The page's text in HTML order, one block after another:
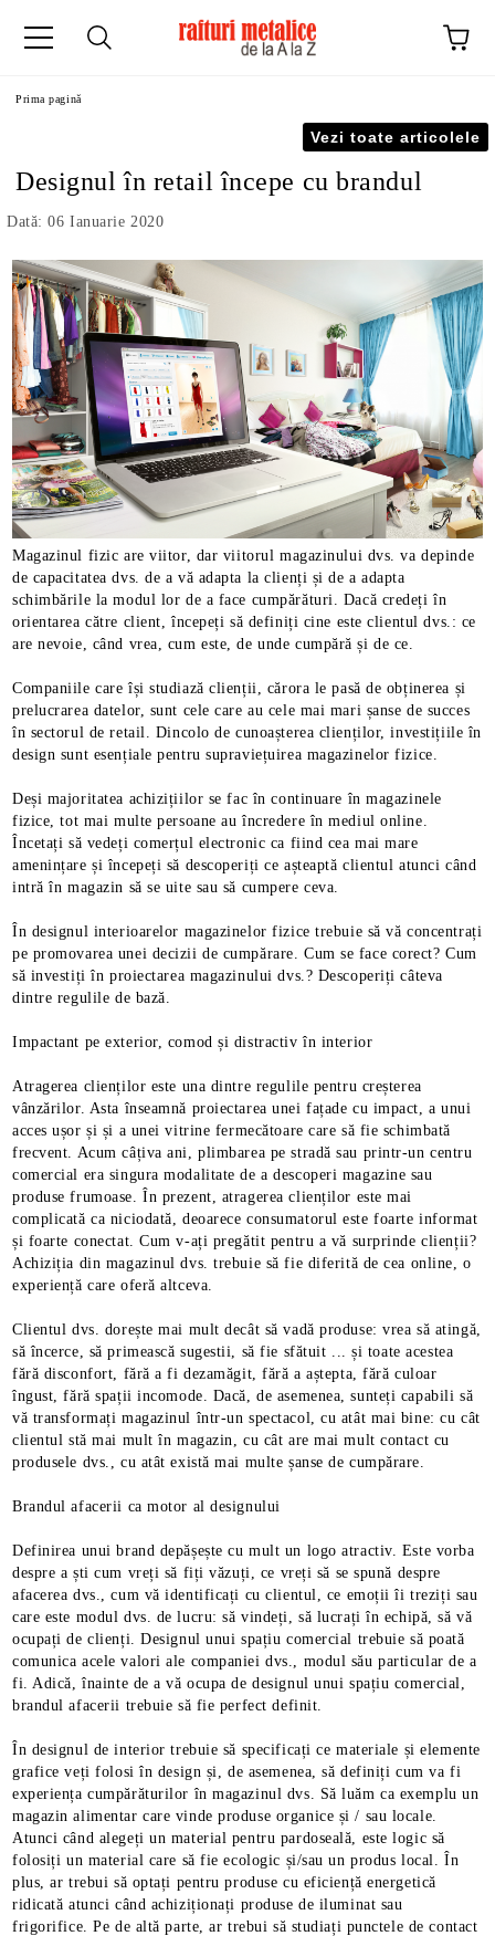
Prima pagină
Vezi toate articolele
Designul în retail începe cu brandul
Dată: 06 Ianuarie 2020
Magazinul fizic are viitor, dar viitorul magazinului dvs. va depinde
de capacitatea dvs. de a vă adapta la clienți și de a adapta
schimbările la modul lor de a face cumpărături. Dacă credeți în
orientarea către client, începeți să definiți cine este clientul dvs.: ce
are nevoie, când vrea, cum este, de unde cumpără și de ce.
Companiile care își studiază clienții, cărora le pasă de obținerea și
prelucrarea datelor, sunt cele care au cele mai mari șanse de succes
în sectorul de retail. Dincolo de cunoașterea clienților, investițiile în
design sunt esențiale pentru supraviețuirea magazinelor fizice.
Deși majoritatea achizițiilor se fac în continuare în magazinele
fizice, tot mai multe persoane au încredere în mediul online.
Încetați să vedeți comerțul electronic ca fiind cea mai mare
amenințare și începeți să descoperiți ce așteaptă clientul atunci când
intră în magazin să se uite sau să cumpere ceva.
În designul interioarelor magazinelor fizice trebuie să vă concentrați
pe promovarea unei decizii de cumpărare. Cum se face corect? Cum
să investiți în proiectarea magazinului dvs.? Descoperiți câteva
dintre regulile de bază.
Impactant pe exterior, comod și distractiv în interior
Atragerea clienților este una dintre regulile pentru creșterea
vânzărilor. Asta înseamnă proiectarea unei fațade cu impact, a unui
acces ușor și și a unei vitrine fermecătoare care să fie schimbată
frecvent. Acum câțiva ani, plimbarea pe stradă sau printr-un centru
comercial era singura modalitate de a descoperi magazine sau
produse frumoase. În prezent, atragerea clienților este mai
complicată ca niciodată, deoarece consumatorul este foarte informat
și foarte conectat. Cum v-ați pregătit pentru a vă surprinde clienții?
Achiziția din magazinul dvs. trebuie să fie diferită de cea online, o
experiență care oferă altceva.
Clientul dvs. dorește mai mult decât să vadă produse: vrea să atingă,
să încerce, să primească sugestii, să fie sfătuit ... și toate acestea
fără disconfort, fără a fi dezamăgit, fără a aștepta, fără culoar
îngust, fără spații incomode. Dacă, de asemenea, sunteți capabili să
vă transformați magazinul într-un spectacol, cu atât mai bine: cu cât
clientul stă mai mult în magazin, cu cât are mai mult contact cu
produsele dvs., cu atât există mai multe șanse de cumpărare.
Brandul afacerii ca motor al designului
Definirea unui brand depășește cu mult un logo atractiv. Este vorba
despre a ști cum vreți să fiți văzuți, ce vreți să se spună despre
afacerea dvs., cum vă identificați cu clientul, ce emoții îi treziți sau
care este modul dvs. de lucru: să vindeți, să lucrați în echipă, să vă
ocupați de clienți. Designul unui spațiu comercial trebuie să poată
comunica acele valori ale companiei dvs., modul său particular de a
fi. Adică, înainte de a vă ocupa de designul unui spațiu comercial,
brandul afacerii trebuie să fie perfect definit.
În designul de interior trebuie să specificați ce materiale și elemente
grafice veți folosi în design și, de asemenea, să definiți cum va fi
experiența cumpărăturilor în magazinul dvs. Să luăm ca exemplu un
magazin alimentar care vinde produse organice și / sau locale.
Atunci când alegeți un material pentru pardoseală, este logic să
folosiți un material care să fie ecologic și/sau un produs local. În
plus, ar trebui să optați pentru produse cu eficiență energetică
ridicată atunci când achiziționați produse de iluminat sau
frigorifice. Pe de altă parte, ar trebui să studiați punctele de contact